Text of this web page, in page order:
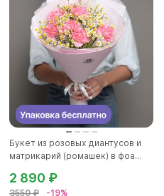
Букет из розовых диантусов и
матрикарий (ромашек) в фоа...
3550 ₽ -19%
2 890 ₽